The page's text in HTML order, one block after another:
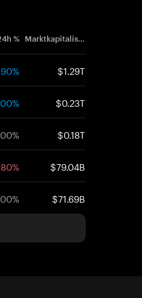
% Marktkapitalisierung
$1.29T
$0.23T
$0.18T
$79.04B
$71.69B